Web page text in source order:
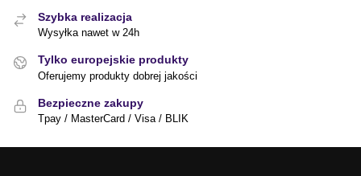
Szybka realizacja
Wysyłka nawet w 24h
Tylko europejskie produkty
Oferujemy produkty dobrej jakości
Bezpieczne zakupy
Tpay / MasterCard / Visa / BLIK